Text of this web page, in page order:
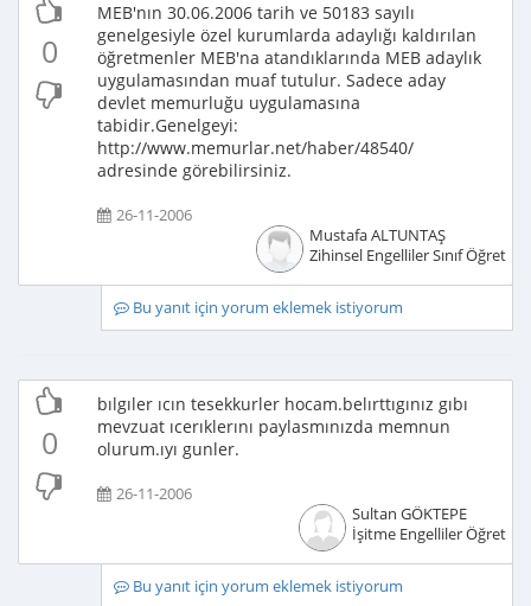
0
MEB'nın 30.06.2006 tarih ve 50183 sayılı
genelgesiyle özel kurumlarda adaylığı kaldırılan
öğretmenler MEB'na atandıklarında MEB adaylık
uygulamasından muaf tutulur. Sadece aday
devlet memurluğu uygulamasına
tabidir.Genelgeyi:
http://www.memurlar.net/haber/48540/
adresinde görebilirsiniz.
26-11-2006
Mustafa ALTUNTAŞ
Zihinsel Engelliler Sınıf
Bu yanıt için yorum eklemek istiyorum
0
bılgıler ıcın tesekkurler hocam.belırttıgınız gıbı
mevzuat ıcerıklerını paylasmınızda memnun
olurum.ıyı gunler.
26-11-2006
Sultan GÖKTEPE
İşitme Engelliler
Bu yanıt için yorum eklemek istiyorum